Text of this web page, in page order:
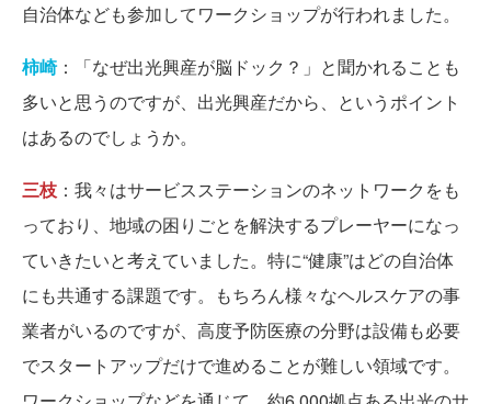
自治体なども参加してワークショップが行われました。
柿崎：「なぜ出光興産が脳ドック？」と聞かれることも
多いと思うのですが、出光興産だから、というポイント
はあるのでしょうか。
三枝 ：我々はサービスステーションのネットワークをも
っており、地域の困りごとを解決するプレーヤーになっ
ていきたいと考えていました。特に“健康”はどの自治体
にも共通する課題です。もちろん様々なヘルスケアの事
業者がいるのですが、高度予防医療の分野は設備も必要
でスタートアップだけで進めることが難しい領域です。